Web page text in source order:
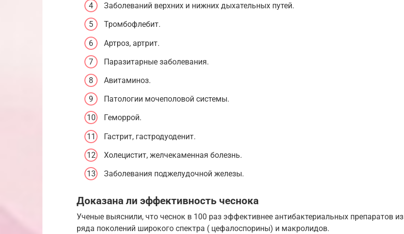
Заболеваний верхних и нижних дыхательных путей.
Тромбофлебит.
Артроз, артрит.
Паразитарные заболевания.
Авитаминоз.
Патологии мочеполовой системы.
Геморрой.
Гастрит, гастродуоденит.
Холецистит, желчекаменная болезнь.
Заболевания поджелудочной железы.
Доказана ли эффективность чеснока
Ученые выяснили, что чеснок в 100 раз эффективнее антибактериальных препаратов из
ряда поколений широкого спектра ( цефалоспорины) и макролидов.